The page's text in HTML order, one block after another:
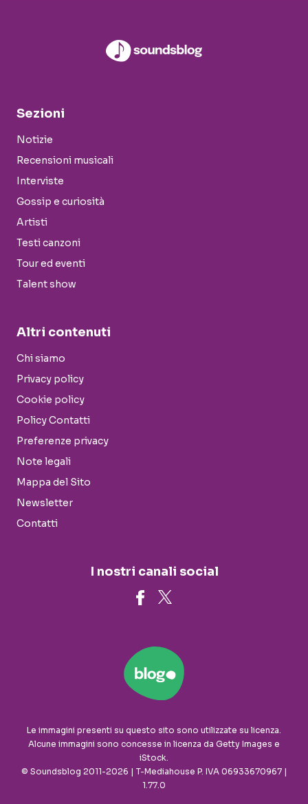
Sezioni
Notizie
Recensioni musicali
Interviste
Gossip e curiosità
Artisti
Testi canzoni
Tour ed eventi
Talent show
Altri contenuti
Chi siamo
Privacy policy
Cookie policy
Policy Contatti
Preferenze privacy
Note legali
Mappa del Sito
Newsletter
Contatti
I nostri canali social
Le immagini presenti su questo sito sono utilizzate su licenza.
Alcune immagini sono concesse in licenza da Getty Images e
iStock.
© Soundsblog 2011-2026 | T-Mediahouse P. IVA 06933670967 |
1.77.0